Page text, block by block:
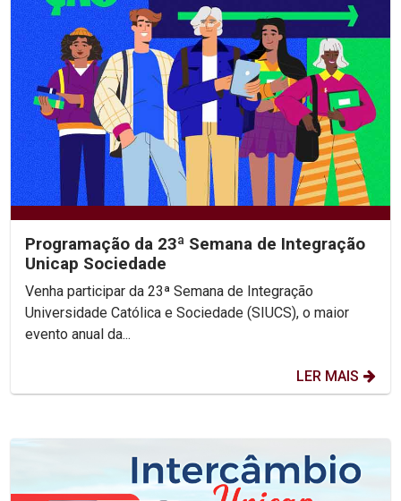
Programação da 23ª Semana de Integração
Unicap Sociedade
Venha participar da 23ª Semana de Integração
Universidade Católica e Sociedade (SIUCS), o maior
evento anual da...
LER MAIS